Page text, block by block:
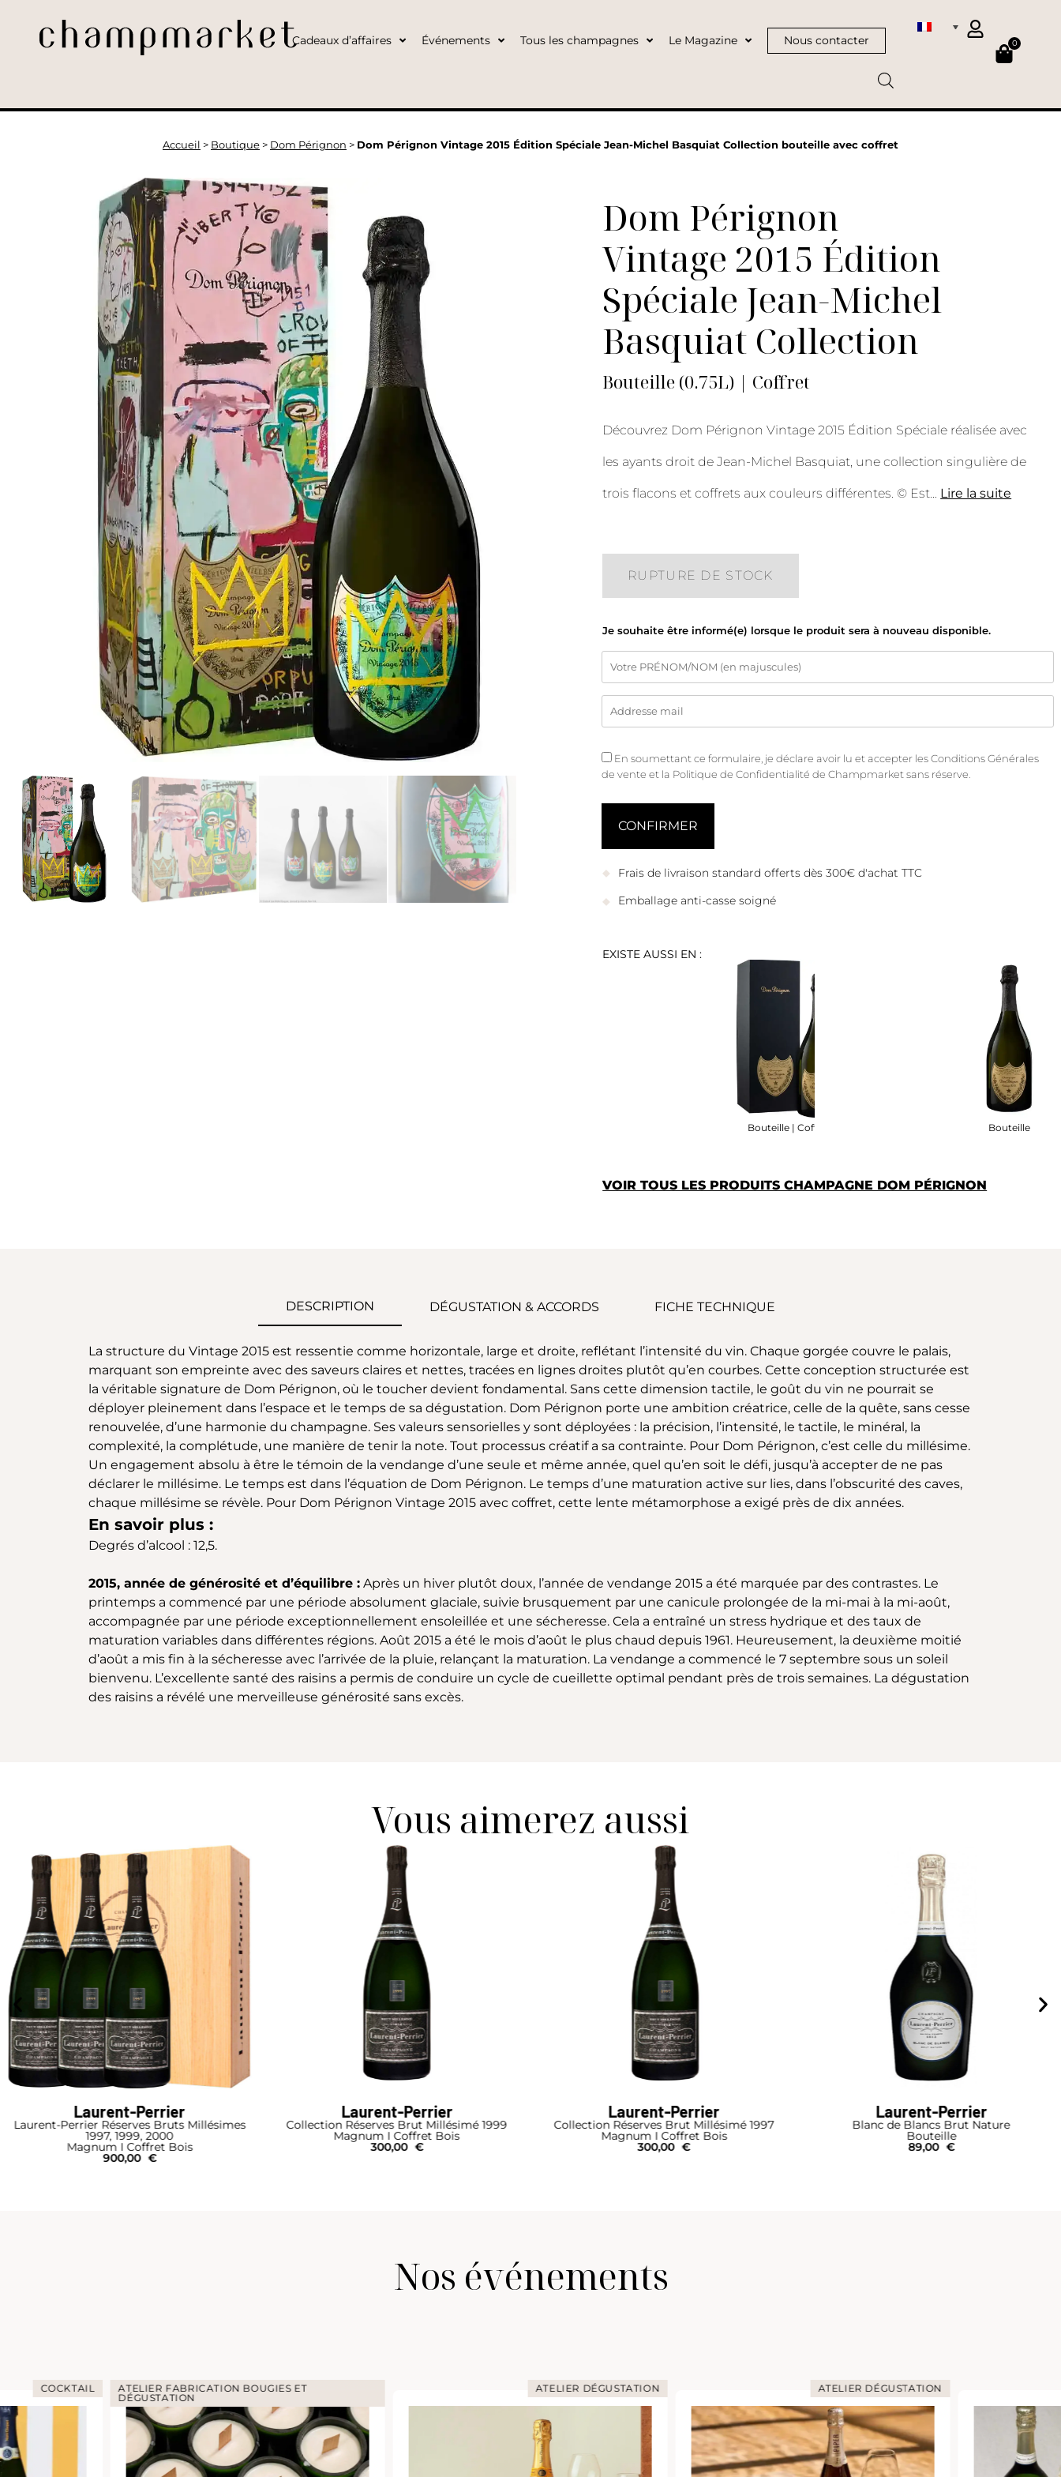
Cadeaux d’affaires Événements Tous les champagnes Le Magazine Nous contacter 0
Accueil > Boutique > Dom Pérignon > Dom Pérignon Vintage 2015 Édition Spéciale Jean-Michel Basquiat Collection bouteille avec coffret
Dom Pérignon
Vintage 2015 Édition
Spéciale Jean-Michel
Basquiat Collection
Bouteille (0.75L) | Coffret
Découvrez Dom Pérignon Vintage 2015 Édition Spéciale réalisée avec
les ayants droit de Jean-Michel Basquiat, une collection singulière de
trois flacons et coffrets aux couleurs différentes. © Est... Lire la suite
RUPTURE DE STOCK
Je souhaite être informé(e) lorsque le produit sera à nouveau disponible.
En soumettant ce formulaire, je déclare avoir lu et accepter lesConditions Générales
de venteet la Politique de Confidentialitéde Champmarket sans réserve.
Frais de livraison standard offerts dès 300€ d'achat TTC
Emballage anti-casse soigné
EXISTE AUSSI EN :
Bouteille | Coffret Bouteille
VOIR TOUS LES PRODUITS CHAMPAGNE DOM PÉRIGNON
DESCRIPTION DÉGUSTATION & ACCORDS FICHE TECHNIQUE
La structure du Vintage 2015 est ressentie comme horizontale, large et droite, reflétant l’intensité du vin. Chaque gorgée couvre le palais,
marquant son empreinte avec des saveurs claires et nettes, tracées en lignes droites plutôt qu’en courbes. Cette conception structurée est
la véritable signature de Dom Pérignon, où le toucher devient fondamental. Sans cette dimension tactile, le goût du vin ne pourrait se
déployer pleinement dans l’espace et le temps de sa dégustation. Dom Pérignon porte une ambition créatrice, celle de la quête, sans cesse
renouvelée, d’une harmonie du champagne. Ses valeurs sensorielles y sont déployées : la précision, l’intensité, le tactile, le minéral, la
complexité, la complétude, une manière de tenir la note. Tout processus créatif a sa contrainte. Pour Dom Pérignon, c’est celle du millésime.
Un engagement absolu à être le témoin de la vendange d’une seule et même année, quel qu’en soit le défi, jusqu’à accepter de ne pas
déclarer le millésime. Le temps est dans l’équation de Dom Pérignon. Le temps d’une maturation active sur lies, dans l’obscurité des caves,
chaque millésime se révèle. Pour Dom Pérignon Vintage 2015 avec coffret, cette lente métamorphose a exigé près de dix années.
En savoir plus :
Degrés d’alcool : 12,5.
2015, année de générosité et d’équilibre : Après un hiver plutôt doux, l’année de vendange 2015 a été marquée par des contrastes. Le
printemps a commencé par une période absolument glaciale, suivie brusquement par une canicule prolongée de la mi-mai à la mi-août,
accompagnée par une période exceptionnellement ensoleillée et une sécheresse. Cela a entraîné un stress hydrique et des taux de
maturation variables dans différentes régions. Août 2015 a été le mois d’août le plus chaud depuis 1961. Heureusement, la deuxième moitié
d’août a mis fin à la sécheresse avec l’arrivée de la pluie, relançant la maturation. La vendange a commencé le 7 septembre sous un soleil
bienvenu. L’excellente santé des raisins a permis de conduire un cycle de cueillette optimal pendant près de trois semaines. La dégustation
des raisins a révélé une merveilleuse générosité sans excès.
Vous aimerez aussi
Laurent-Perrier
Collection Réserves Brut Millésimé 1999
Magnum I Coffret Bois
300,00 €
Laurent-Perrier
Collection Réserves Brut Millésimé 1997
Magnum I Coffret Bois
300,00 €
Laurent-Perrier
Blanc de Blancs Brut Nature
Bouteille
89,00 €
Armand de Brignac
Blanc de Blancs Silver
Bouteille I Coffret
699,00 €
Nos événements
ATELIER DÉGUSTATION ATELIER DÉGUSTATION ATELIER DÉGUSTATION